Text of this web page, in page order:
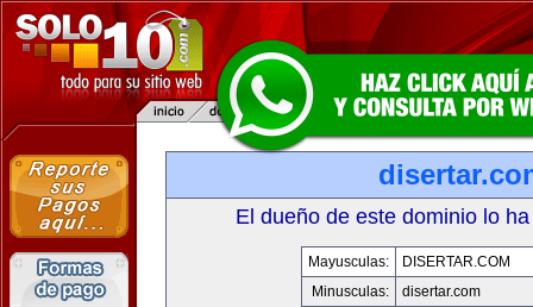
El dueño de este dominio lo
Mayusculas:
DISERTAR.COM
Minusculas:
disertar.com